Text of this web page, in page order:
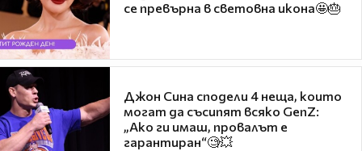
се превърна в световна икона🤩🎂
Джон Сина сподели 4 неща, които
могат да съсипят всяко GenZ:
„Ако ги имаш, провалът е
гарантиран“🧐💥